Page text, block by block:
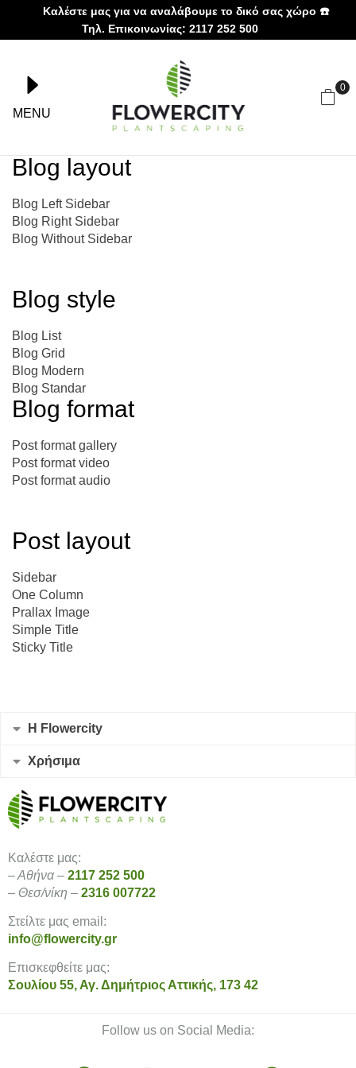
Καλέστε μας για να αναλάβουμε το δικό σας χώρο ☎️
Τηλ. Επικοινωνίας: 2117 252 500
MENU
0
Blog layout
Blog Left Sidebar
Blog Right Sidebar
Blog Without Sidebar
Blog style
Blog List
Blog Grid
Blog Modern
Blog Standar
Blog format
Post format gallery
Post format video
Post format audio
Post layout
Sidebar
One Column
Prallax Image
Simple Title
Sticky Title
Η Flowercity
Χρήσιμα
Καλέστε μας:
– Αθήνα – 2117 252 500
– Θεσ/νίκη – 2316 007722
Στείλτε μας email:
info@flowercity.gr
Επισκεφθείτε μας:
Σουλίου 55, Αγ. Δημήτριος Αττικής, 173 42
Follow us on Social Media: